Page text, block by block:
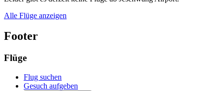
Alle Flüge anzeigen
Footer
Flüge
Flug suchen
Gesuch aufgeben